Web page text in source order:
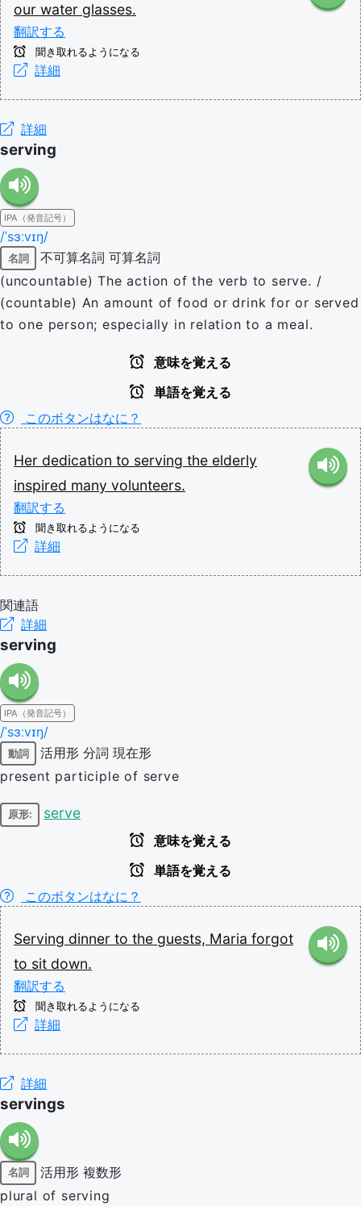
our water glasses.
翻訳する
聞き取れるようになる
詳細
詳細
serving
IPA（発音記号）
/ˈsɜːvɪŋ/
名詞 不可算名詞 可算名詞
(uncountable) The action of the verb to serve. /
(countable) An amount of food or drink for or served
to one person; especially in relation to a meal.
意味を覚える
単語を覚える
このボタンはなに？
Her dedication to serving the elderly
inspired many volunteers.
翻訳する
聞き取れるようになる
詳細
関連語
詳細
serving
IPA（発音記号）
/ˈsɜːvɪŋ/
動詞 活用形 分詞 現在形
present participle of serve
原形: serve
意味を覚える
単語を覚える
このボタンはなに？
Serving dinner to the guests, Maria forgot
to sit down.
翻訳する
聞き取れるようになる
詳細
詳細
servings
名詞 活用形 複数形
plural of serving